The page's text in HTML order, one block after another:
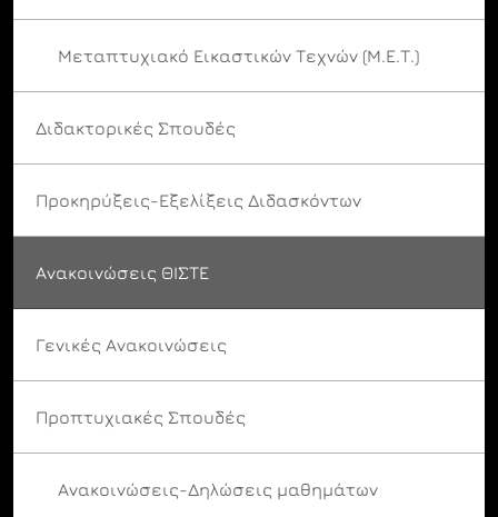
Μεταπτυχιακό Εικαστικών Τεχνών (Μ.Ε.Τ.)
Διδακτορικές Σπουδές
Προκηρύξεις-Εξελίξεις Διδασκόντων
Ανακοινώσεις ΘΙΣΤΕ
Γενικές Ανακοινώσεις
Προπτυχιακές Σπουδές
Ανακοινώσεις-Δηλώσεις μαθημάτων